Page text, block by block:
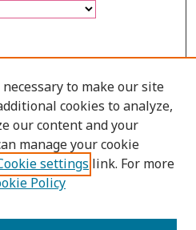
to make our site
cookies to analyze,
our content and your
manage your cookie
settings link. For more
Policy